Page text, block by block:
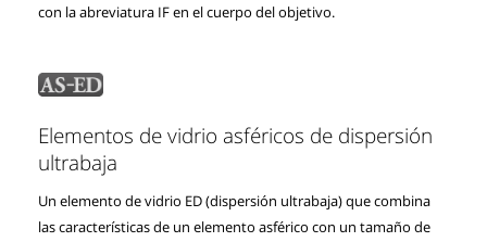
con la abreviatura IF en el cuerpo del objetivo.
Elementos de vidrio asféricos de dispersión
ultrabaja
Un elemento de vidrio ED (dispersión ultrabaja) que combina
las características de un elemento asférico con un tamaño de